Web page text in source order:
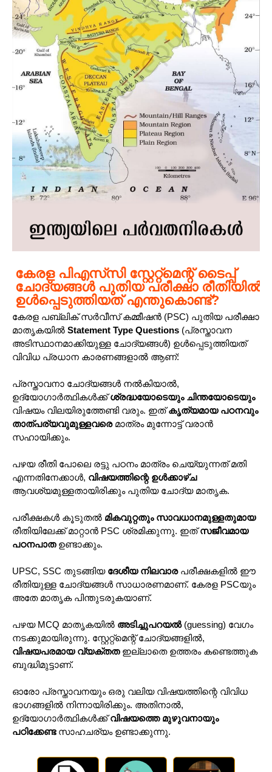
കേരള പിഎസ്‌സി സ്റ്റേറ്റ്‌മെന്റ് ടൈപ്പ്
ചോദ്യങ്ങൾ പുതിയ പരീക്ഷാ രീതിയിൽ
ഉൾപ്പെടുത്തിയത് എന്തുകൊണ്ട്?
കേരള പബ്ലിക് സർവീസ് കമ്മീഷൻ (PSC) പുതിയ പരീക്ഷാ
മാതൃകയിൽ Statement Type Questions (പ്രസ്താവന
അടിസ്ഥാനമാക്കിയുള്ള ചോദ്യങ്ങൾ) ഉൾപ്പെടുത്തിയത്
വിവിധ പ്രധാന കാരണങ്ങളാൽ ആണ്:
പ്രസ്താവനാ ചോദ്യങ്ങൾ നൽകിയാൽ,
ഉദ്യോഗാർത്ഥികൾക്ക്ശ്രദ്ധയോടെയും ചിന്തയോടെയും
വിഷയം വിലയിരുത്തേണ്ടി വരും. ഇത്കൃത്യമായ പഠനവും
താത്പര്യവുമുള്ളവരെ മാത്രം മുന്നോട്ട് വരാൻ
സഹായിക്കും.
പഴയ രീതി പോലെ രട്ടു പഠനം മാത്രം ചെയ്യുന്നത് മതി
എന്നതിനേക്കാൾ, വിഷയത്തിന്റെ ഉൾക്കാഴ്ച
ആവശ്യമുള്ളതായിരിക്കും പുതിയ ചോദ്യ മാതൃക.
പരീക്ഷകൾ കൂടുതൽ മികവുറ്റതും സാവധാനമുള്ളതുമായ
രീതിയിലേക്ക് മാറ്റാൻ PSC ശ്രമിക്കുന്നു. ഇത്സജീവമായ
പഠനപാതഉണ്ടാക്കും.
UPSC, SSC തുടങ്ങിയദേശീയ നിലവാര പരീക്ഷകളിൽ ഈ
രീതിയുള്ള ചോദ്യങ്ങൾ സാധാരണമാണ്. കേരള PSCയും
അതേ മാതൃക പിന്തുടരുകയാണ്.
പഴയ MCQ മാതൃകയിൽ അടിച്ചുപറയൽ (guessing) വേഗം
നടക്കുമായിരുന്നു. സ്റ്റേറ്റ്‌മെന്റ് ചോദ്യങ്ങളിൽ,
വിഷയപരമായ വ്യക്തത ഇല്ലാതെ ഉത്തരം കണ്ടെത്തുക
ബുദ്ധിമുട്ടാണ്.
ഓരോ പ്രസ്താവനയും ഒരു വലിയ വിഷയത്തിന്റെ വിവിധ
ഭാഗങ്ങളിൽ നിന്നായിരിക്കും. അതിനാൽ,
ഉദ്യോഗാർത്ഥികൾക്ക്വിഷയത്തെ മുഴുവനായും
പഠിക്കേണ്ട സാഹചര്യം ഉണ്ടാക്കുന്നു.